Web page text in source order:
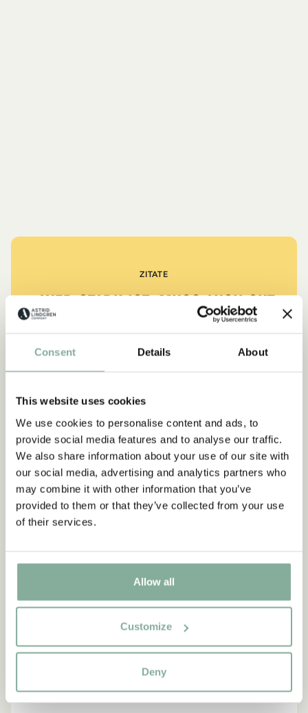
Consent Details About
This website uses cookies
We use cookies to personalise content and ads, to
provide social media features and to analyse our traffic.
We also share information about your use of our site with
our social media, advertising and analytics partners who
may combine it with other information that you’ve
provided to them or that they’ve collected from your use
of their services.
Allow all
Customize
Deny
ZITATE
„Wer stark ist, muss auch gut
aus Kennst du Pippi Langstrumpf?
NEU -15%